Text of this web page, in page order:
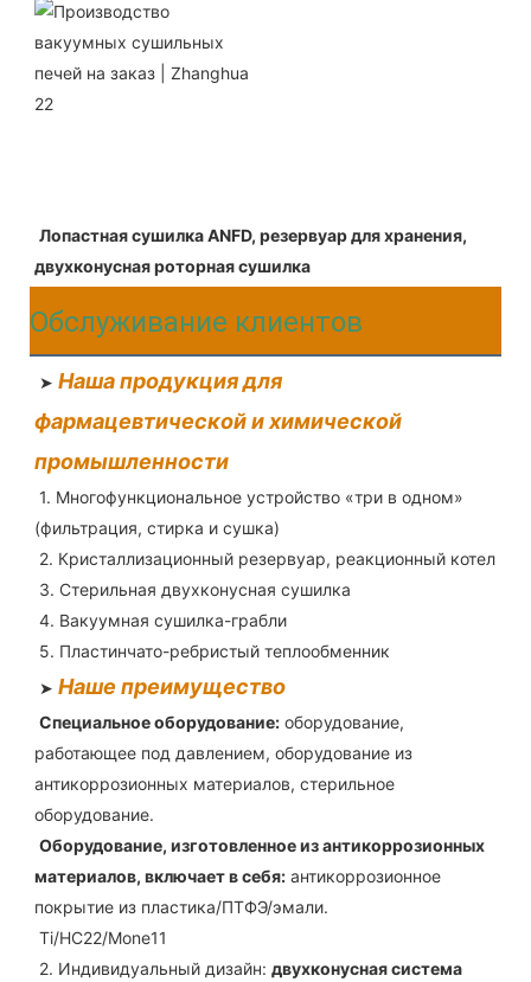
двухконусная роторная сушилка
Обслуживание клиентов
➤ Наша продукция для
фармацевтической и химической
промышленности
(фильтрация, стирка и сушка)
2. Кристаллизационный резервуар, реакционный котел
3. Стерильная двухконусная сушилка
4. Вакуумная сушилка-грабли
5. Пластинчато-ребристый теплообменник
➤ Наше преимущество
Специальное оборудование: оборудование,
работающее под давлением, оборудование из
антикоррозионных материалов, стерильное
оборудование.
Оборудование, изготовленное из антикоррозионных
материалов, включает в себя: антикоррозионное
покрытие из пластика/ПТФЭ/эмали.
Ti/HC22/Mone11
2. Индивидуальный дизайн: двухконусная система